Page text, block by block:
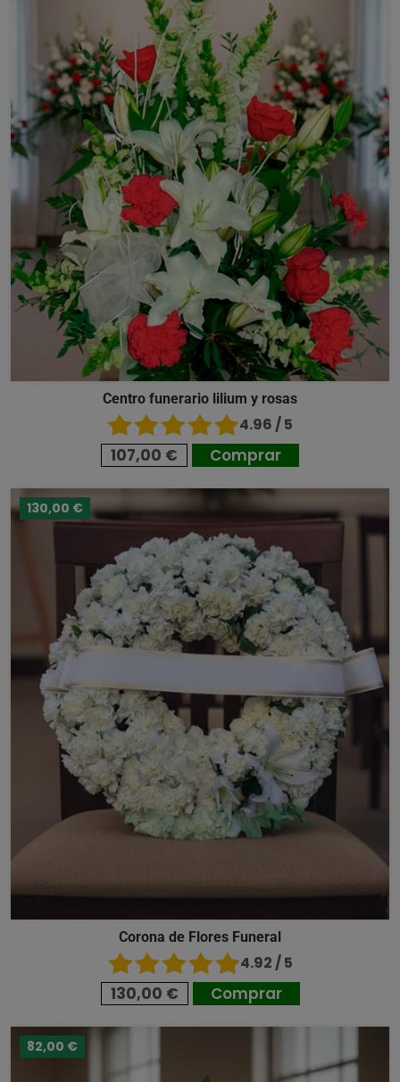
Centro funerario lilium y rosas
4.96 / 5
107,00 € Comprar
130,00 €
Corona de Flores Funeral
4.92 / 5
130,00 € Comprar
82,00 €